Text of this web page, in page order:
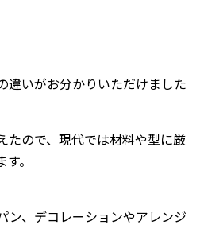
違いがお分かりいただけました
たので、現代では材料や型に厳
。
ン、デコレーションやアレンジ